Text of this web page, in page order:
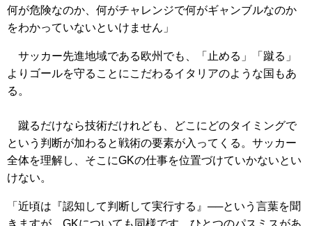
何が危険なのか、何がチャレンジで何がギャンブルなのか
をわかっていないといけません」
サッカー先進地域である欧州でも、「止める」「蹴る」
よりゴールを守ることにこだわるイタリアのような国もあ
る。
蹴るだけなら技術だけれども、どこにどのタイミングで
という判断が加わると戦術の要素が入ってくる。サッカー
全体を理解し、そこにGKの仕事を位置づけていかないとい
けない。
「近頃は『認知して判断して実行する』──という言葉を聞
きますが、GKについても同様です。ひとつのパスミスがあ